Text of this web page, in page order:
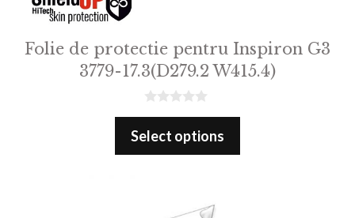
Folie de protectie pentru Inspiron G3
3779-17.3(D279.2 W415.4)
0
u
Select options